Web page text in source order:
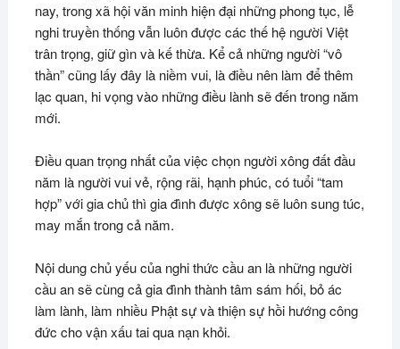
nay, trong xã hội văn minh hiện đại những phong tục, lễ
nghi truyền thống vẫn luôn được các thế hệ người Việt
trân trọng, giữ gìn và kế thừa. Kể cả những người “vô
thần” cũng lấy đây là niềm vui, là điều nên làm để thêm
lạc quan, hi vọng vào những điều lành sẽ đến trong năm
mới.
Điều quan trọng nhất của việc chọn người xông đất đầu
năm là người vui vẻ, rộng rãi, hạnh phúc, có tuổi “tam
hợp” với gia chủ thì gia đình được xông sẽ luôn sung túc,
may mắn trong cả năm.
Nội dung chủ yếu của nghi thức cầu an là những người
cầu an sẽ cùng cả gia đình thành tâm sám hối, bỏ ác
làm lành, làm nhiều Phật sự và thiện sự hồi hướng công
đức cho vận xấu tai qua nạn khỏi.